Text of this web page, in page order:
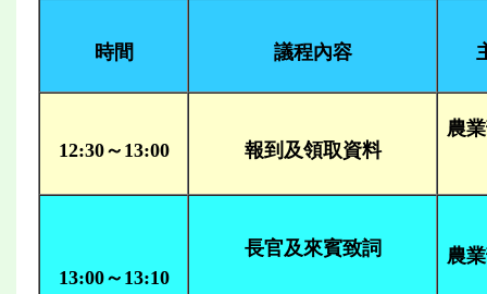
時間 議程內容
12:30～13:00 報到及領取資料
農
13:00～13:10
長官及來賓致詞 農